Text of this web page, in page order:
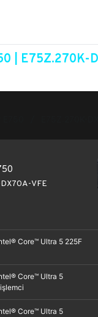
| E75Z.270K-
VFE
Core™ Ultra 5 225F
Core™ Ultra 5
Core™ Ultra 5